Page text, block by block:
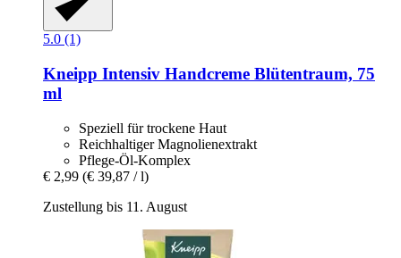
5.0 (1)
Kneipp Intensiv Handcreme Blütentraum, 75
ml
Speziell für trockene Haut
Reichhaltiger Magnolienextrakt
Pflege-Öl-Komplex
€ 2,99 (€ 39,87 / l)
Zustellung bis 11. August